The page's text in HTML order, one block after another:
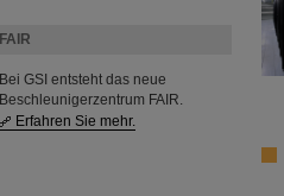
FAIR
Bei GSI entsteht das neue
Beschleunigerzentrum FAIR.
Erfahren Sie mehr.